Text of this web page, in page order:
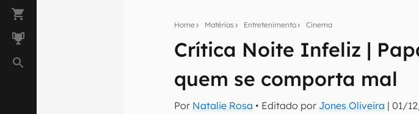
Home Matérias Entretenimento Cinema
Crítica Noite Infeliz |
quem se comporta mal
Por Natalie Rosa • Editado por Jones Oliveira |01/
Seu resumo inteligente do mundo tech!
Assine a newsletter do Canaltech e receba